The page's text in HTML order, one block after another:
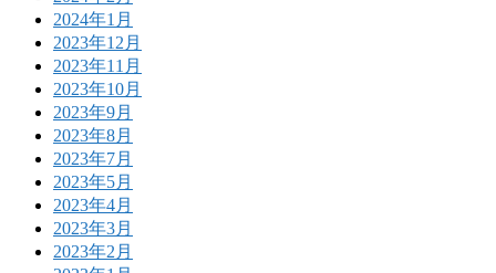
2024年1月
2023年12月
2023年11月
2023年10月
2023年9月
2023年8月
2023年7月
2023年5月
2023年4月
2023年3月
2023年2月